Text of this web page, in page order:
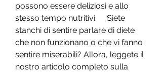
possono essere deliziosi e allo
stesso tempo nutritivi.     Siete
stanchi di sentire parlare di diete
che non funzionano o che vi fanno
sentire miserabili? Allora, leggete il
nostro articolo completo sulla